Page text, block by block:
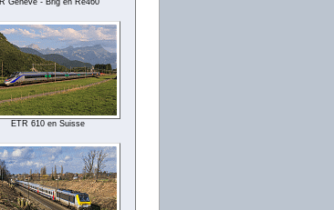
IR Genève - Brig en Re460
ETR 610 en Suisse